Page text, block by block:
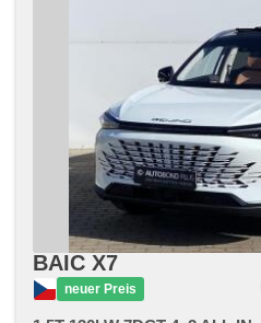
BAIC X7
neuer Preis